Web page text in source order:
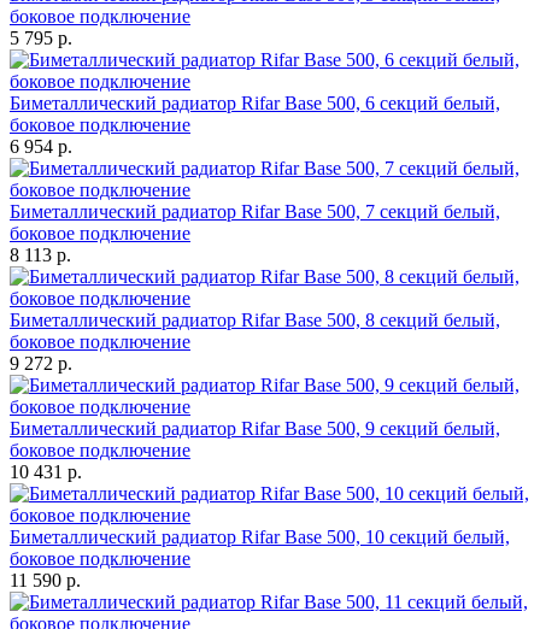
боковое подключение
5 795 р.
Биметаллический радиатор Rifar Base 500, 6 секций белый,
боковое подключение
6 954 р.
Биметаллический радиатор Rifar Base 500, 7 секций белый,
боковое подключение
8 113 р.
Биметаллический радиатор Rifar Base 500, 8 секций белый,
боковое подключение
9 272 р.
Биметаллический радиатор Rifar Base 500, 9 секций белый,
боковое подключение
10 431 р.
Биметаллический радиатор Rifar Base 500, 10 секций белый,
боковое подключение
11 590 р.